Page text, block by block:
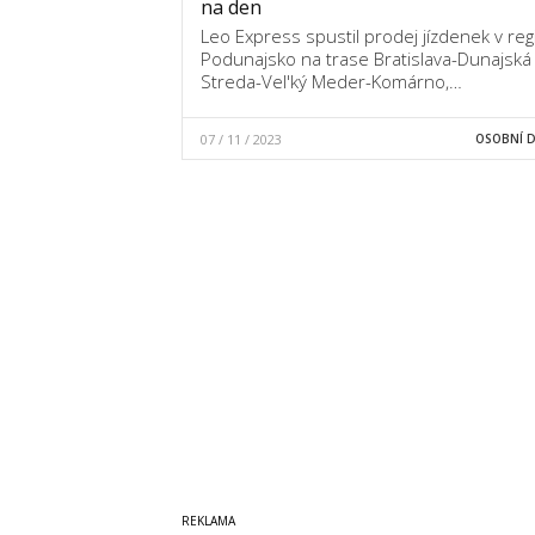
na den
Leo Express spustil prodej jízdenek v
Podunajsko na trase Bratislava-Dunajská
Streda-Vel'ký Meder-Komárno,…
07 / 11 / 2023 OSOBNÍ